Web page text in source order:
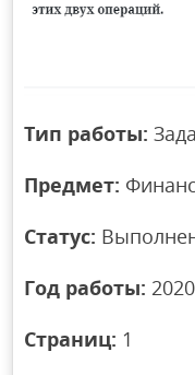
Тип работы:
Предмет:
Статус:
Год работы: 2020
Страниц: 1